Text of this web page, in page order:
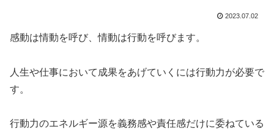
2023.07.02
感動は情動を呼び、情動は行動を呼びます。
人生や仕事において成果をあげていくには行動力が必要で
す。
行動力のエネルギー源を義務感や責任感だけに委ねている